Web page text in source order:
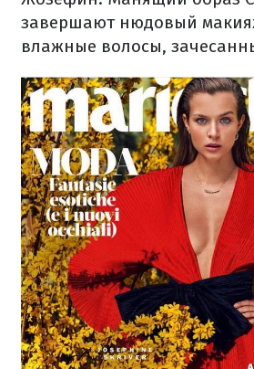
завершают нюдовый
влажные волосы,